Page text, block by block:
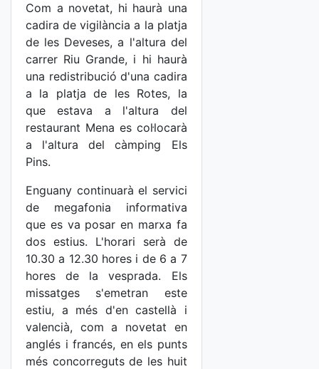
Com a novetat, hi haurà una
cadira de vigilància a la platja
de les Deveses, a l'altura del
carrer Riu Grande, i hi haurà
una redistribució d'una cadira
a la platja de les Rotes, la
que estava a l'altura del
restaurant Mena es col·locarà
a l'altura del càmping Els
Pins.
Enguany continuarà el servici
de megafonia informativa
que es va posar en marxa fa
dos estius. L'horari serà de
10.30 a 12.30 hores i de 6 a 7
hores de la vesprada. Els
missatges s'emetran este
estiu, a més d'en castellà i
valencià, com a novetat en
anglés i francés, en els punts
més concorreguts de les huit